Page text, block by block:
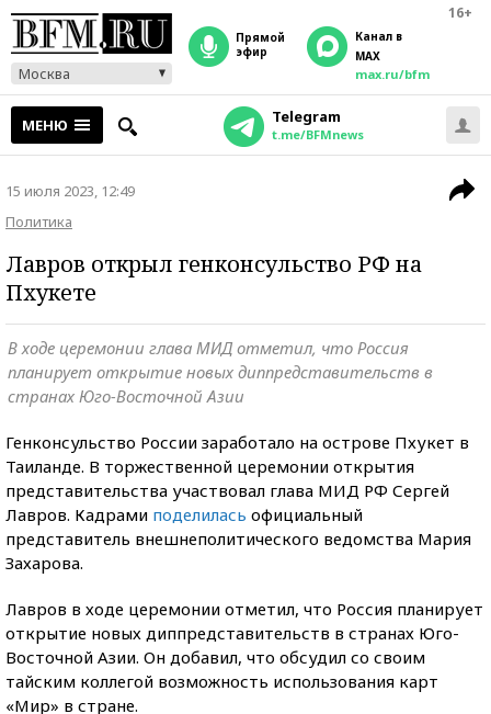
16+
Москва
прямой
эфир
Канал в
MAX
max.ru/bfm
МЕНЮ Telegram
t.me/BFMnews
15 июля 2023, 12:49
Политика
Лавров открыл генконсульство РФ на
Пхукете
В ходе церемонии глава МИД отметил, что Россия
планирует открытие новых диппредставительств в
странах Юго-Восточной Азии
Генконсульство России заработало на острове Пхукет в
Таиланде. В торжественной церемонии открытия
представительства участвовал глава МИД РФ Сергей
Лавров. Кадрами поделилась официальный
представитель внешнеполитического ведомства Мария
Захарова.
Лавров в ходе церемонии отметил, что Россия планирует
открытие новых диппредставительств в странах Юго-
Восточной Азии. Он добавил, что обсудил со своим
тайским коллегой возможность использования карт
«Мир» в стране.